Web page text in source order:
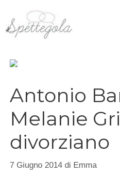
contenuto
Antonio
Melanie
divorziano
7 Giugno 2014 di Emma